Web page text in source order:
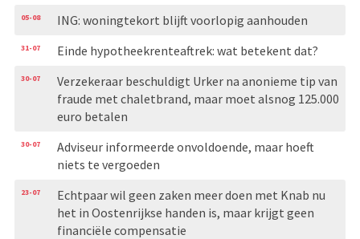
05-08 ING: woningtekort blijft voorlopig aanhouden
31-07 Einde hypotheekrenteaftrek: wat betekent dat?
30-07
Verzekeraar beschuldigt Urker na anonieme tip van
fraude met chaletbrand, maar moet alsnog 125.000
euro betalen
30-07
Adviseur informeerde onvoldoende, maar hoeft
niets te vergoeden
23-07
Echtpaar wil geen zaken meer doen met Knab nu
het in Oostenrijkse handen is, maar krijgt geen
financiële compensatie